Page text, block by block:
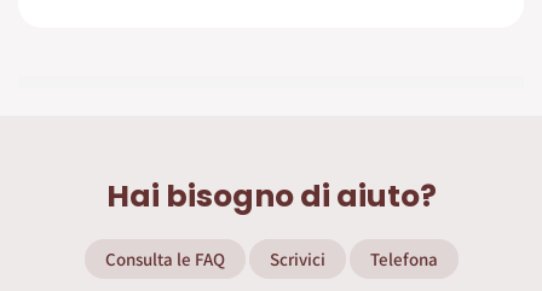
Hai bisogno di aiuto?
Consulta le FAQ Scrivici Telefona